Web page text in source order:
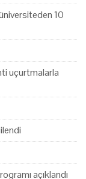
10
uçurtmalarla
açıklandı